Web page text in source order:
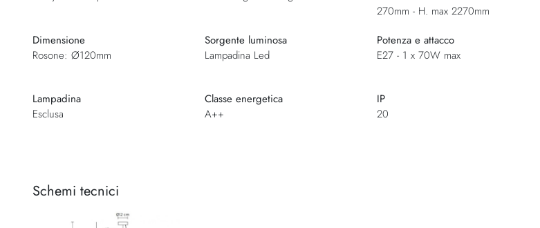
270mm - H. max 2270mm
Dimensione
Rosone: Ø120mm
Sorgente luminosa
Lampadina Led
Potenza e attacco
E27 - 1 x 70W max
Lampadina
Esclusa
Classe energetica
A++
IP
20
Schemi tecnici